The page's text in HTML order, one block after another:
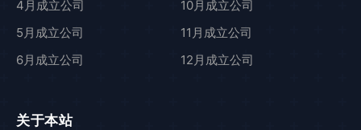
4月成立公司
5月成立公司
6月成立公司
10月成立公司
11月成立公司
12月成立公司
关于本站